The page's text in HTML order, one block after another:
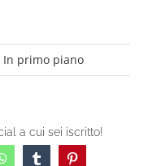
In primo piano
a cui sei iscritto!